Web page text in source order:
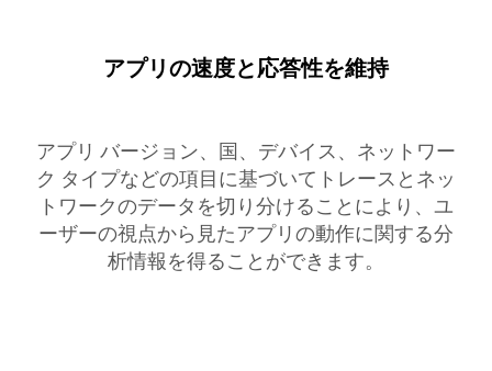
アプリの速度と応答性を維持
アプリ バージョン、国、デバイス、ネットワー
ク タイプなどの項目に基づいてトレースとネッ
トワークのデータを切り分けることにより、ユ
ーザーの視点から見たアプリの動作に関する分
析情報を得ることができます。